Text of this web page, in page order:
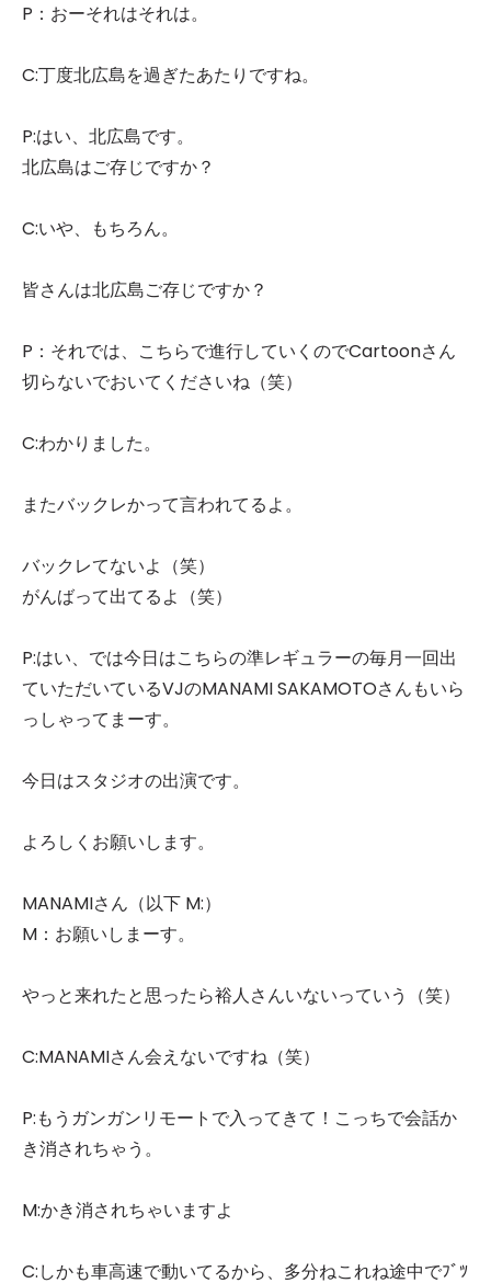
P：おーそれはそれは。
C:丁度北広島を過ぎたあたりですね。
P:はい、北広島です。
北広島はご存じですか？
C:いや、もちろん。
皆さんは北広島ご存じですか？
P：それでは、こちらで進行していくのでCartoonさん
切らないでおいてくださいね（笑）
C:わかりました。
またバックレかって言われてるよ。
バックレてないよ（笑）
がんばって出てるよ（笑）
P:はい、では今日はこちらの準レギュラーの毎月一回出
ていただいているVJのMANAMI SAKAMOTOさんもいら
っしゃってまーす。
今日はスタジオの出演です。
よろしくお願いします。
MANAMIさん（以下 M:）
M：お願いしまーす。
やっと来れたと思ったら裕人さんいないっていう（笑）
C:MANAMIさん会えないですね（笑）
P:もうガンガンリモートで入ってきて！こっちで会話か
き消されちゃう。
M:かき消されちゃいますよ
C:しかも車高速で動いてるから、多分ねこれね途中でﾌﾞﾂ